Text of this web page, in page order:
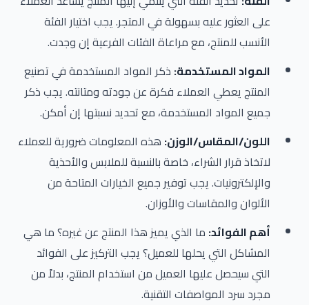
على العثور عليه بسهولة في المتجر. يجب اختيار الفئة
الأنسب للمنتج، مع مراعاة الفئات الفرعية إن وجدت.
المواد المستخدمة: ذكر المواد المستخدمة في تصنيع
المنتج يعطي العملاء فكرة عن جودته ومتانته. يجب ذكر
جميع المواد المستخدمة، مع تحديد نسبتها إن أمكن.
اللون/المقاس/الوزن: هذه المعلومات ضرورية للعملاء
لاتخاذ قرار الشراء، خاصة بالنسبة للملابس والأحذية
والإلكترونيات. يجب توفير جميع الخيارات المتاحة من
الألوان والمقاسات والأوزان.
أهم الفوائد: ما الذي يميز هذا المنتج عن غيره؟ ما هي
المشاكل التي يحلها للعميل؟ يجب التركيز على الفوائد
التي سيحصل عليها العميل من استخدام المنتج، بدلاً من
مجرد سرد المواصفات التقنية.